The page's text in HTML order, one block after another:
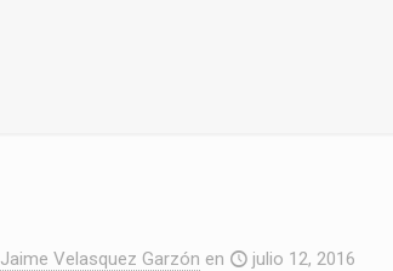
Jaime Velasquez Garzón en julio 12, 2016